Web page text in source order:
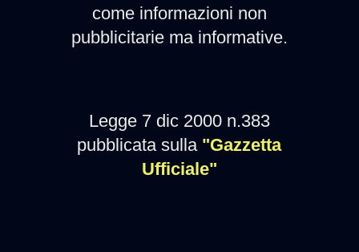
come informazioni non
pubblicitarie ma informative.
Legge 7 dic 2000 n.383
pubblicata sulla "Gazzetta
Ufficiale"